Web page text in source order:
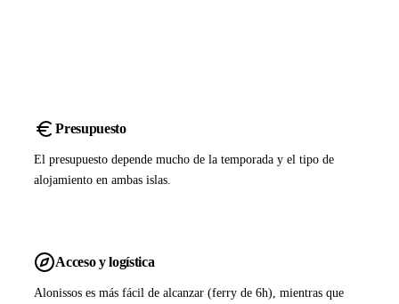
Presupuesto
El presupuesto depende mucho de la temporada y el tipo de
alojamiento en ambas islas.
Acceso y logística
Alonissos es más fácil de alcanzar (ferry de 6h), mientras que